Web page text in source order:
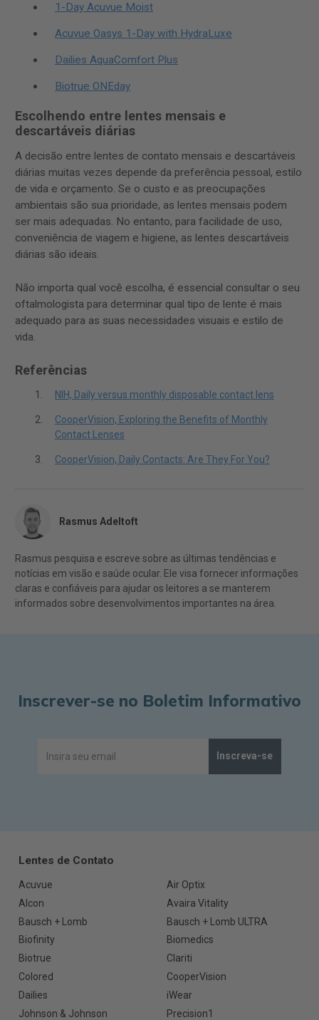
1-Day Acuvue Moist
Acuvue Oasys 1-Day with HydraLuxe
Dailies AquaComfort Plus
Biotrue ONEday
Escolhendo entre lentes mensais e
descartáveis diárias
A decisão entre lentes de contato mensais e descartáveis
diárias muitas vezes depende da preferência pessoal, estilo
de vida e orçamento. Se o custo e as preocupações
ambientais são sua prioridade, as lentes mensais podem
ser mais adequadas. No entanto, para facilidade de uso,
conveniência de viagem e higiene, as lentes descartáveis
diárias são ideais.
Não importa qual você escolha, é essencial consultar o seu
oftalmologista para determinar qual tipo de lente é mais
adequado para as suas necessidades visuais e estilo de
vida.
Referências
NIH, Daily versus monthly disposable contact lens
CooperVision, Exploring the Benefits of Monthly
Contact Lenses
CooperVision, Daily Contacts: Are They For You?
Rasmus Adeltoft
Rasmus pesquisa e escreve sobre as últimas tendências e
notícias em visão e saúde ocular. Ele visa fornecer informações
claras e confiáveis para ajudar os leitores a se manterem
informados sobre desenvolvimentos importantes na área.
Inscrever-se no Boletim Informativo
Inscreva-se
Lentes de Contato
Acuvue
Air Optix
Alcon
Avaira Vitality
Bausch + Lomb
Bausch + Lomb ULTRA
Biofinity
Biomedics
Biotrue
Clariti
Colored
CooperVision
Dailies
iWear
Johnson & Johnson
Precision1